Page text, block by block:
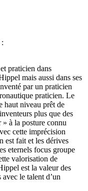
praticien dans
mais aussi dans ses
par un praticien
praticien. Le
haut niveau prêt de
plus que des
à la posture connu
cette imprécision
est fait et les dérives
eternels focus groupe
valorisation de
est la valeur des
avec le talent d’un